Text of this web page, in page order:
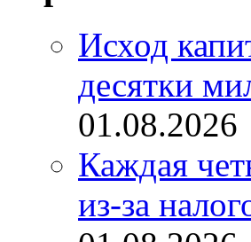
Исход
десятки
Каждая
из-за